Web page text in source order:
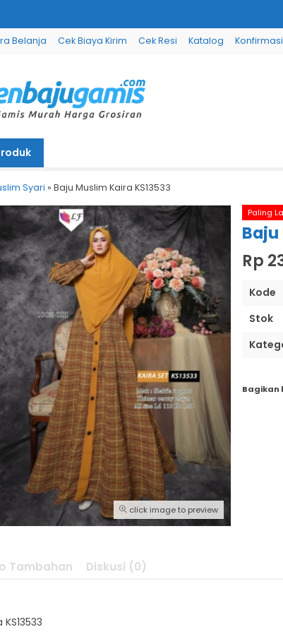
Belanja Cek Biaya Kirim Cek Resi Katalog Konfirmasi
Syari » Baju Muslim Kaira KS13533
click image to preview
Paling
Baju
Rp
Kode
Stok
Bagikan
Tambahan Diskusi (0)